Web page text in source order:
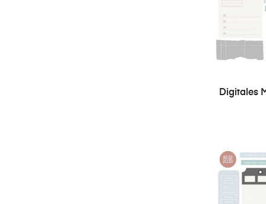
Digitales